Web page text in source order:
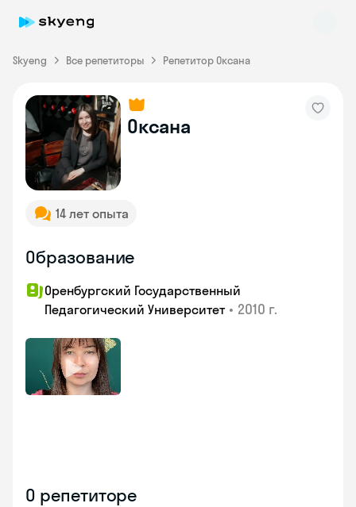
Skyeng Все репетиторы Репетитор Оксана
Оксана
14 лет опыта
Образование
Оренбургский Государственный
Педагогический Университет • 2010 г.
О репетиторе
Skyeng Chat
online